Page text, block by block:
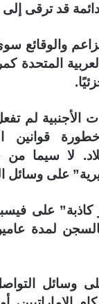
قد ترقى
والوقائع
المتحدة
الأجنبية لم
قوانين
لا سيما من
على وسائل
كاذبة” على
لمدة
وسائل